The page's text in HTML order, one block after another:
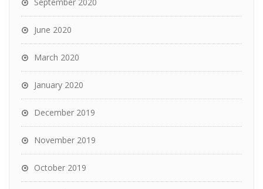
June 2020
March 2020
January 2020
December 2019
November 2019
October 2019